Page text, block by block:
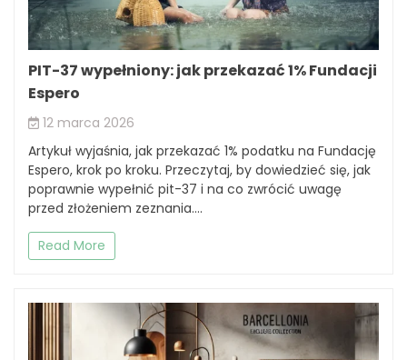
PIT-37 wypełniony: jak przekazać 1% Fundacji
Espero
12 marca 2026
Artykuł wyjaśnia, jak przekazać 1% podatku na Fundację
Espero, krok po kroku. Przeczytaj, by dowiedzieć się, jak
poprawnie wypełnić pit-37 i na co zwrócić uwagę
przed złożeniem zeznania....
Read More